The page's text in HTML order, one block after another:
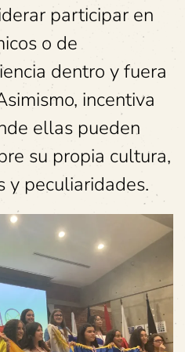
participar en
o de
dentro y fuera
incentiva
ellas pueden
su propia cultura,
y peculiaridades.